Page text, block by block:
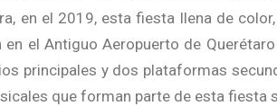
en el 2019, esta fiesta llena de
en el Antiguo Aeropuerto de
principales y dos plataformas
que forman parte de esta fiesta